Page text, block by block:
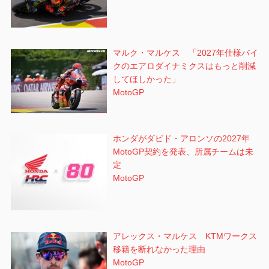
マルク・マルケス 「2027年仕様バイ
クのエアロダイナミクスはもっと削減
してほしかった」
MotoGP
ホンダがダビド・アロンソの2027年
MotoGP契約を発表、所属チームは未
定
MotoGP
アレックス・マルケス KTMワークス
移籍を断れなかった理由
MotoGP